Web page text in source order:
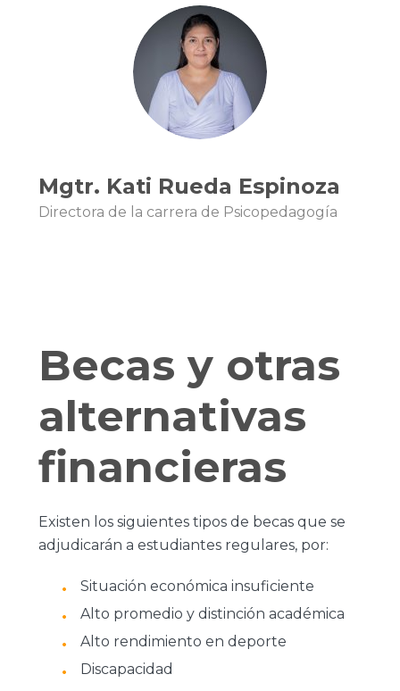
Mgtr. Kati Rueda Espinoza
Directora de la carrera de Psicopedagogía
Becas y otras
alternativas
financieras
Existen los siguientes tipos de becas que se
adjudicarán a estudiantes regulares, por:
Situación económica insuficiente
Alto promedio y distinción académica
Alto rendimiento en deporte
Discapacidad